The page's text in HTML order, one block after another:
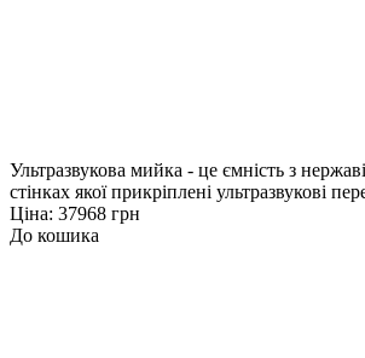
Ультразвукова мийка - це ємність з
стінках якої прикріплені ультразвукові
Ціна: 37968 грн
До кошика